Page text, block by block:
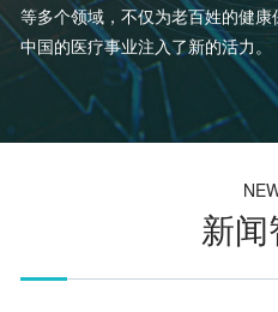
等多个领域，不仅为老百姓的健
中国的医疗事业注入了新的活力。
新